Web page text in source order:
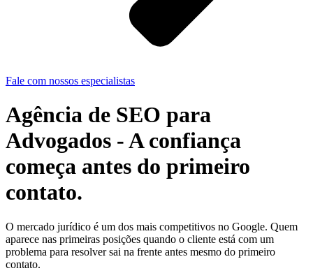
Fale com nossos especialistas
Agência de SEO para
Advogados - A confiança
começa antes do primeiro
contato.
O mercado jurídico é um dos mais competitivos no Google. Quem
aparece nas primeiras posições quando o cliente está com um
problema para resolver sai na frente antes mesmo do primeiro
contato.